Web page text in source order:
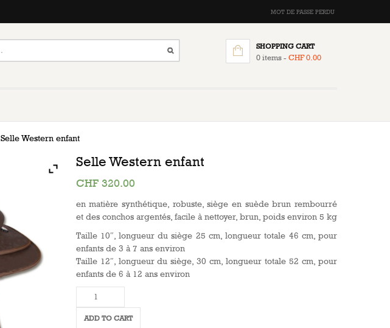
MOT DE PASSE PERDU
SHOPPING CART
0 items -CHF0.00
Selle Western enfant
Selle Western enfant
CHF320.00
en matière synthétique, robuste, siège en suède brun rembourré
et des conchos argentés, facile à nettoyer, brun, poids environ 5 kg
Taille 10″, longueur du siège 25 cm, longueur totale 46 cm, pour
enfants de 3 à 7 ans environ
Taille 12″, longueur du siège, 30 cm, longueur totale 52 cm, pour
enfants de 6 à 12 ans environ
enfant
ADD TO CART